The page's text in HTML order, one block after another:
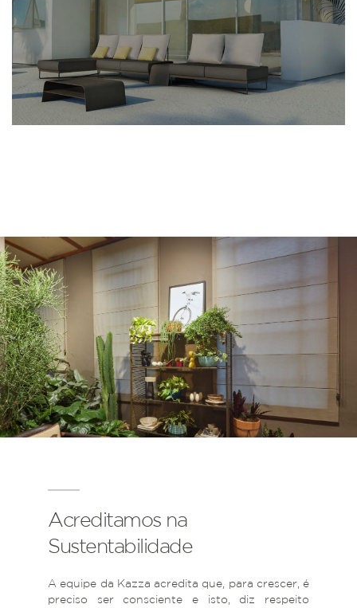
Acreditamos na
Sustentabilidade
A equipe da Kazza acredita que, para crescer, é
preciso ser consciente e isto, diz respeito